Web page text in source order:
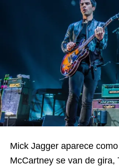
Mick Jagger aparece
McCartney se van de gira,